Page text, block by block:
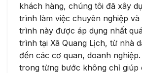
khách hàng, chúng tôi đã xây
trình làm việc chuyên nghiệp
trình này được áp dụng nhất
trình tại Xã Quang Lịch, từ nhà
đến các cơ quan, doanh
trong từng bước không chỉ giúp